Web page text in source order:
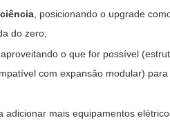
, posicionando o upgrade
do zero;
o que for possível
com expansão modular)
adicionar mais equipamentos